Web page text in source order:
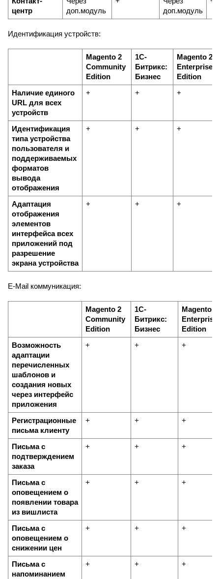
центр
доп.модуль
доп.модуль
Идентификация устройств:
Magento 2
Community
Edition
1С-
Битрикс:
Бизнес
Magento 2
Enterprise
Edition
Наличие единого
URL для всех
устройств
+ + +
Идентификация
типа устройства
пользователя и
поддерживаемых
форматов
вывода
отображения
+ + +
Адаптация
отображения
элементов
интерфейса всех
приложений под
разрешение
экрана устройства
+ + +
E-Mail коммуникация:
Magento 2
Community
Edition
1С-
Битрикс:
Бизнес
Magento 2
Enterprise
Edition
Возможность
адаптации
перечисленных
шаблонов и
создания новых
через интерфейс
приложения
+ + +
Регистрационные
письма клиенту
+ + +
Письма с
подтверждением
заказа
+ + +
Письма с
оповещением о
появлении товара
из вишлиста
+ + +
Письма с
оповещением о
снижении цен
+ + +
Письма с
напоминанием
+ + +